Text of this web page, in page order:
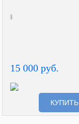
15 000 руб.
КУПИТЬ